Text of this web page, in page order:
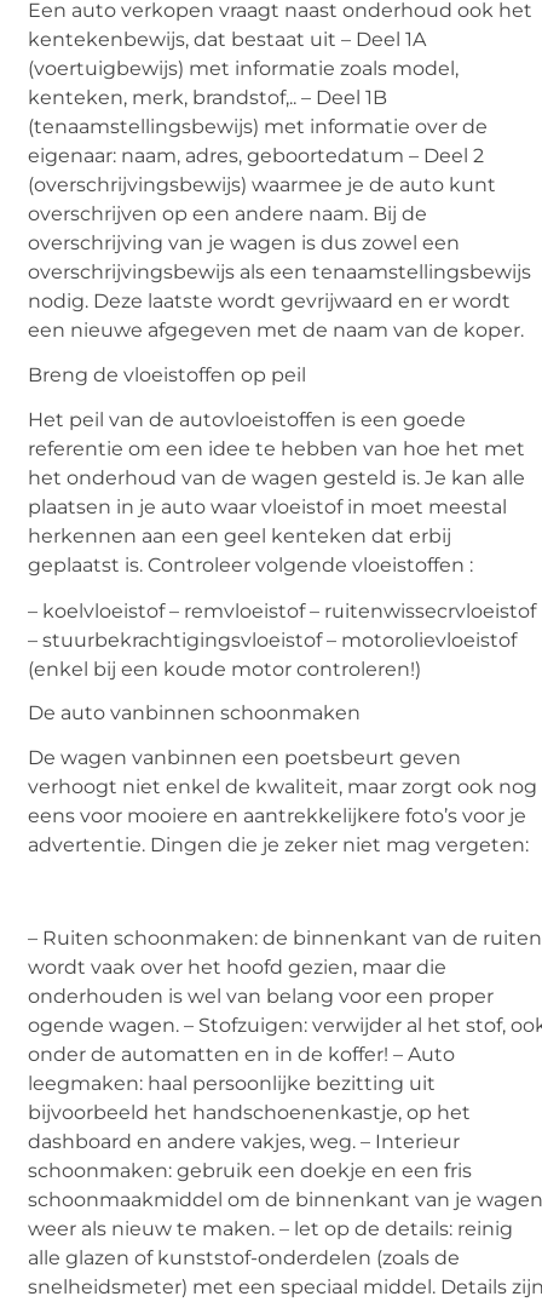
Een auto verkopen vraagt naast onderhoud ook het
kentekenbewijs, dat bestaat uit – Deel 1A
(voertuigbewijs) met informatie zoals model,
kenteken, merk, brandstof,.. – Deel 1B
(tenaamstellingsbewijs) met informatie over de
eigenaar: naam, adres, geboortedatum – Deel 2
(overschrijvingsbewijs) waarmee je de auto kunt
overschrijven op een andere naam. Bij de
overschrijving van je wagen is dus zowel een
overschrijvingsbewijs als een tenaamstellingsbewijs
nodig. Deze laatste wordt gevrijwaard en er wordt
een nieuwe afgegeven met de naam van de koper.
Breng de vloeistoffen op peil
Het peil van de autovloeistoffen is een goede
referentie om een idee te hebben van hoe het met
het onderhoud van de wagen gesteld is. Je kan alle
plaatsen in je auto waar vloeistof in moet meestal
herkennen aan een geel kenteken dat erbij
geplaatst is. Controleer volgende vloeistoffen :
– koelvloeistof – remvloeistof – ruitenwissecrvloeistof
– stuurbekrachtigingsvloeistof – motorolievloeistof
(enkel bij een koude motor controleren!)
De auto vanbinnen schoonmaken
De wagen vanbinnen een poetsbeurt geven
verhoogt niet enkel de kwaliteit, maar zorgt ook nog
eens voor mooiere en aantrekkelijkere foto’s voor je
advertentie. Dingen die je zeker niet mag vergeten:
– Ruiten schoonmaken: de binnenkant van de ruiten
wordt vaak over het hoofd gezien, maar die
onderhouden is wel van belang voor een proper
ogende wagen. – Stofzuigen: verwijder al het stof,
onder de automatten en in de koffer! – Auto
leegmaken: haal persoonlijke bezitting uit
bijvoorbeeld het handschoenenkastje, op het
dashboard en andere vakjes, weg. – Interieur
schoonmaken: gebruik een doekje en een fris
schoonmaakmiddel om de binnenkant van je
weer als nieuw te maken. – let op de details: reinig
alle glazen of kunststof-onderdelen (zoals de
snelheidsmeter) met een speciaal middel. Details